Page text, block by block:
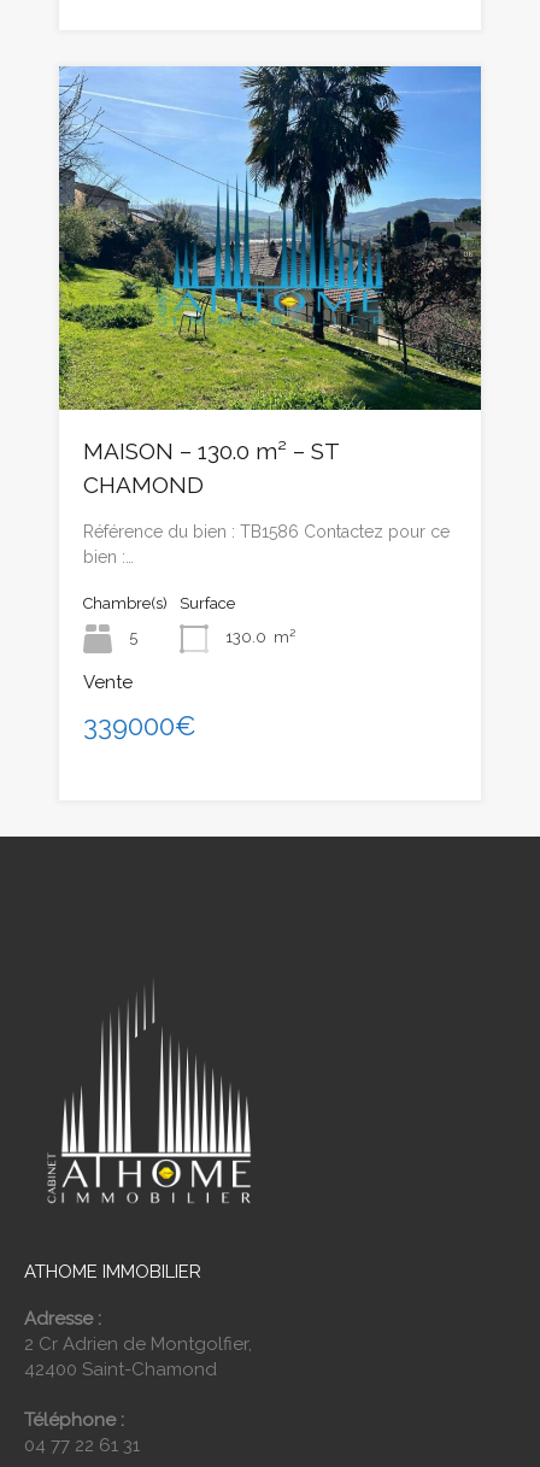
MAISON – 130.0 m² – ST
CHAMOND
Référence du bien : TB1586 Contactez pour ce
bien :…
Chambre(s)
5
Surface
130.0 m²
Vente
339000€
ATHOME IMMOBILIER
Adresse :
2 Cr Adrien de Montgolfier,
42400 Saint-Chamond
Téléphone :
04 77 22 61 31